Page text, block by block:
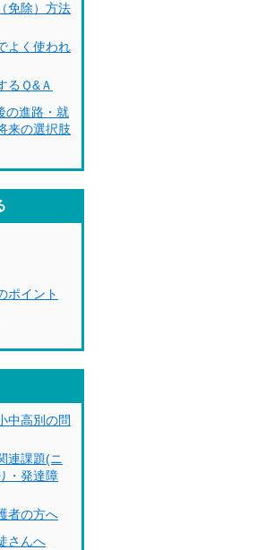
免除）方法
よく使われ
るＱ&Ａ
の進路・就
来の選択肢
ポイント
中高別の問
連課題(ニ
・発達障
者の方へ
さんへ